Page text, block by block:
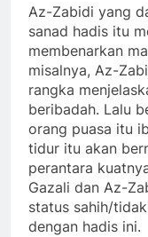
Az-Zabidi yang
sanad hadis itu
membenarkan
misalnya, Az-
rangka
beribadah. Lalu
orang puasa itu
tidur itu akan
perantara
Gazali dan Az-
status sahih/
dengan hadis ini.